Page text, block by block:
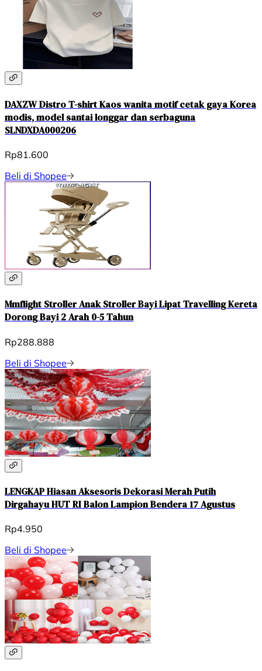
DAXZW Distro T-shirt Kaos wanita motif cetak gaya Korea
modis, model santai longgar dan serbaguna
SLNDXDA000206
Rp81.600
Beli di Shopee
Mmflight Stroller Anak Stroller Bayi Lipat Travelling Kereta
Dorong Bayi 2 Arah 0-5 Tahun
Rp288.888
Beli di Shopee
LENGKAP Hiasan Aksesoris Dekorasi Merah Putih
Dirgahayu HUT RI Balon Lampion Bendera 17 Agustus
Rp4.950
Beli di Shopee